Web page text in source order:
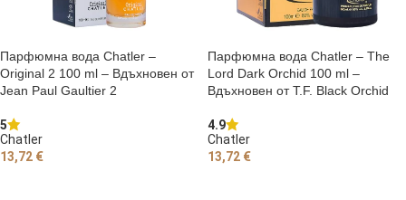
Парфюмна вода Chatler –
Original 2 100 ml – Вдъхновен от
Jean Paul Gaultier 2
5
Chatler
13,72 €
Парфюмна вода Chatler – The
Lord Dark Orchid 100 ml –
Вдъхновен от T.F. Black Orchid
4.9
Chatler
13,72 €